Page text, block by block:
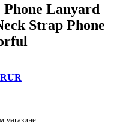
Phone Lanyard
Strap Phone
магазине.